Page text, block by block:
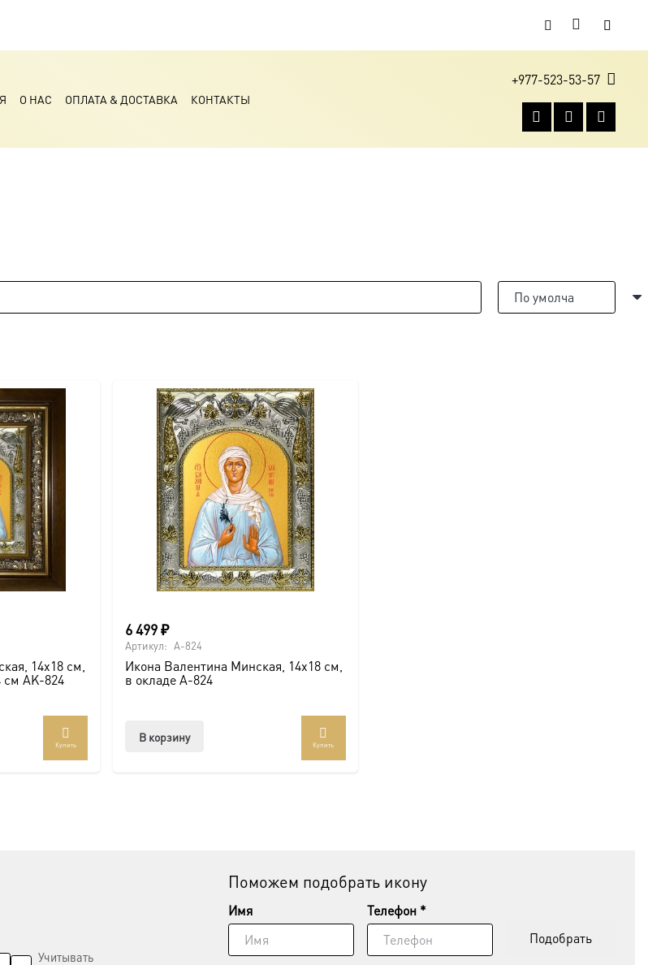
О НАС ОПЛАТА & ДОСТАВКА КОНТАКТЫ
+977-523-53-57
14х18 см,
см AK-824
Купить
6 499₽
Артикул: A-824
Икона Валентина Минская, 14х18 см,
в окладе A-824
В корзину
Купить
Учитывать
Поможем подобрать икону
Имя
Телефон *
Подобрать